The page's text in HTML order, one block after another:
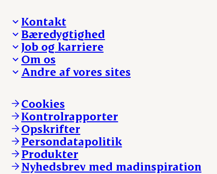
Kontakt
Besøg Danish Crown
Presse og nyheder
Reklamationer
Whistleblower
Øvrige henvendelser
Bæredygtighed
Fra jord til bord
Hverdagen
Ansvarlighed og nøgletal
Job og karriere
Arbejd med os
Ledige stillinger
Om os
Hvem er vi
Vores resultater
Vores lokationer
Kontakt
Andre af vores sites
Andelsejere - kreatur
Danishcrownprofessional.com
DAT-Schaub.com
ESS-FOOD.com
Fonden Dansk Gastronomi
KLS.se
nordicspoor.com
Scanhide.dk
Cookies
Kontrolrapporter
Opskrifter
Persondatapolitik
Produkter
Nyhedsbrev med madinspiration